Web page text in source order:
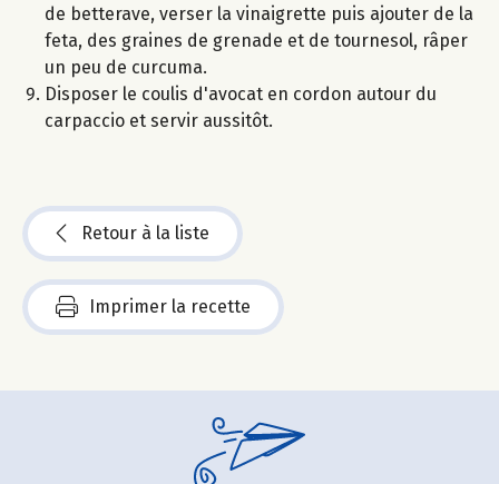
de betterave, verser la vinaigrette puis ajouter de la
feta, des graines de grenade et de tournesol, râper
un peu de curcuma.
Disposer le coulis d'avocat en cordon autour du
carpaccio et servir aussitôt.
Retour à la liste
Imprimer la recette